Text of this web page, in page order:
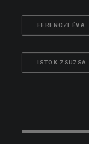
FERENCZI ÉVA
ISTÓK ZSUZSA